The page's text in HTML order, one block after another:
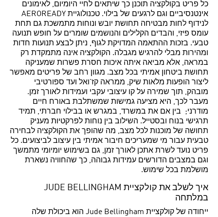
כל פריט בקולקציה תוכנן כך שיתאים לחיי היומיום, לאימונים
אינטנסיביים וגם לרגעים של בילוי. טכנולוגיית AEROREADY
לנידוף לחות מבטיחה תחושת יובש ונוחות מתמשכת גם תחת
עומס פיזי, והבדים הקלילים והנושמים שומרים על חופש תנועה
טבעי. בזכות ההתאמה המדויקת לגוף, ניתן לבצע תנועות חדות
ומהירות מבלי להרגיש מגבלה. הקולקציה אינה מתמקדת רק
במראה, אלא מביאה איתה איכות חסרת פשרות שמעניקה
תחושת ביטחון אמיתי בכל מצב. מגוון רחב של פריטים מאפשר
ליצור הופעות מלאות שיק, ממראה קז'ואל ועד ספורטיבי
מובהק, תוך שמירה על קו עיצובי עקבי ועמידות לאורך זמן.
מעבר לכך, היא מציעה גמישות שמשתלבת באורח חיים
מודרני; בין אם את במשרד, במגרש או בבילוי חברתי, תמיד
תרגישי בנוח ובסטייל. השילוב בין נוחות לפרקטיות מעניק
תחושה של מוכנות לכל מצב, מה שהופך את הקולקציה לבחירה
טבעית עבור מי שמעריכים חיבור אמיתי בין עיצוב לביצועים. כל
פריט נועד לשרת אתכן לאורך זמן, גם בשימוש יומיומי מתמשך
וגם במצבים הדורשים עמידות גבוהה, כך שהחוויה נשארת
מושלמת בכל שימוש.
איך לשלב את קולקציית JUDE BELLINGHAM
במלתחה
ייחודה של קולקציית Jude Bellingham הוא ביכולת שלה